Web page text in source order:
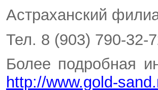
Астраханский
Тел. 8 (903) 790-32-
Более подробная
http://www.gold-